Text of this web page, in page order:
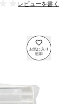
レビューを書く